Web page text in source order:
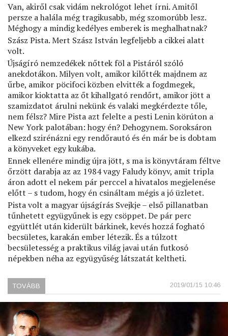
Van, akiről csak vidám nekrológot lehet írni. Amitől
persze a halála még tragikusabb, még szomorúbb lesz.
Méghogy a mindig kedélyes emberek is meghalhatnak?
Szász Pista. Mert Szász István legfeljebb a cikkei alatt
volt.
Újságíró nemzedékek nőttek föl a Pistáról szóló
anekdotákon. Milyen volt, amikor kilőtték majdnem az
űrbe, amikor pöcifoci közben elvitték a fogdmegek,
amikor kioktatta az őt kihallgató rendőrt, amikor jött a
szamizdatot árulni nekünk és valaki megkérdezte tőle,
nem félsz? Mire Pista azt felelte a pesti Lenin körúton a
New York palotában: hogy én? Dehogynem. Soroksáron
elkezd szirénázni egy rendőrautó és én már be is dobtam
a könyveket egy kukába.
Ennek ellenére mindig újra jött, s ma is könyvtáram féltve
őrzött darabja az az 1984 vagy Faludy könyv, amit tripla
áron adott el nekem pár perccel a hivatalos megjelenése
előtt – s tudom, hogy én csináltam mégis a jó üzletet.
Pista volt a magyar újságírás Svejkje – első pillanatban
tűnhetett együgyűnek is egy csöppet. De pár perc
együttlét után kiderült bárkinek, kevés hozzá fogható
becsületes, karakán ember létezik. És a túlzott
becsületesség a praktikus világ javai után futkosó
népekben néha az együgyűség látszatát keltheti.
2019/01/15 10:46
TOVÁBB
SZÁSZ
ISTVÁN)